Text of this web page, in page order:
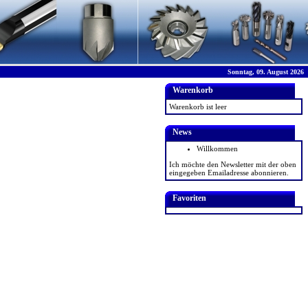
Sonntag, 09. August 2026
Warenkorb
Warenkorb ist leer
News
Willkommen
Ich möchte den Newsletter mit der oben
eingegeben Emailadresse abonnieren.
Favoriten